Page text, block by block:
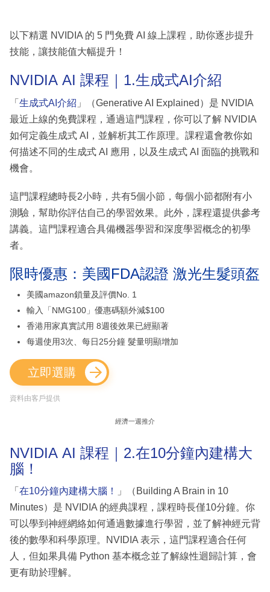
以下精選 NVIDIA 的 5 門免費 AI 線上課程，助你逐步提升
技能，讓技能值大幅提升！
NVIDIA AI 課程｜1.生成式AI介紹
「 生成式AI介紹 」（Generative AI Explained）是 NVIDIA
最近上線的免費課程，通過這門課程，你可以了解 NVIDIA
如何定義生成式 AI，並解析其工作原理。課程還會教你如
何描述不同的生成式 AI 應用，以及生成式 AI 面臨的挑戰和
機會。
這門課程總時長2小時，共有5個小節，每個小節都附有小
測驗，幫助你評估自己的學習效果。此外，課程還提供參考
講義。這門課程適合具備機器學習和深度學習概念的初學
者。
限時優惠：美國FDA認證 激光生髮頭盔
美國amazon鎖量及評價No. 1
輸入「NMG100」優惠碼額外減$100
香港用家真實試用 8週後效果已經顯著
每週使用3次、每日25分鐘 髮量明顯增加
立即選購
資料由客戶提供
經濟一週推介
NVIDIA AI 課程｜2.在10分鐘內建構大
腦！
「 在10分鐘內建構大腦！
」（Building A Brain in 10
Minutes）是 NVIDIA 的經典課程，課程時長僅10分鐘。你
可以學到神經網絡如何通過數據進行學習，並了解神經元背
後的數學和科學原理。NVIDIA 表示，這門課程適合任何
人，但如果具備 Python 基本概念並了解線性迴歸計算，會
更有助於理解。